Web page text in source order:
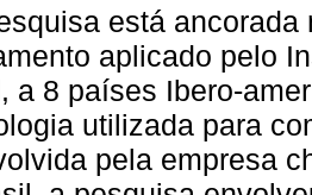
está
aplicado pelo
a 8 países Ibero-
utilizada para
pela empresa